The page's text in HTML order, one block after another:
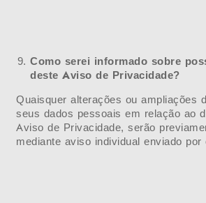
Como serei informado sobre
deste Aviso de Privacidade?
Quaisquer alterações ou ampliações
seus dados pessoais em relação ao
Aviso de Privacidade, serão
mediante aviso individual enviado por